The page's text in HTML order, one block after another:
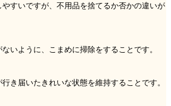
すいですが、不用品を捨てるか否かの違いが
いように、こまめに掃除をすることです。
き届いたきれいな状態を維持することです。